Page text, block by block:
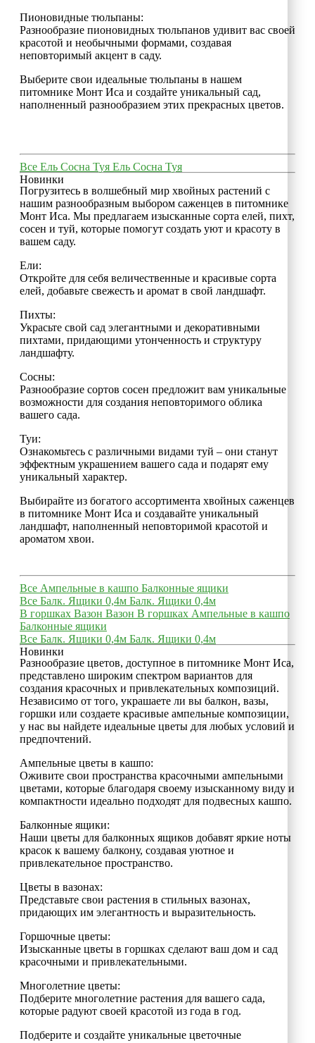
Пионовидные тюльпаны:
Разнообразие пионовидных тюльпанов удивит вас своей
красотой и необычными формами, создавая
неповторимый акцент в саду.
Выберите свои идеальные тюльпаны в нашем
питомнике Монт Иса и создайте уникальный сад,
наполненный разнообразием этих прекрасных цветов.
Все Ель Сосна Туя Ель Сосна Туя
Новинки
Погрузитесь в волшебный мир хвойных растений с
нашим разнообразным выбором саженцев в питомнике
Монт Иса. Мы предлагаем изысканные сорта елей, пихт,
сосен и туй, которые помогут создать уют и красоту в
вашем саду.
Ели:
Откройте для себя величественные и красивые сорта
елей, добавьте свежесть и аромат в свой ландшафт.
Пихты:
Украсьте свой сад элегантными и декоративными
пихтами, придающими утонченность и структуру
ландшафту.
Сосны:
Разнообразие сортов сосен предложит вам уникальные
возможности для создания неповторимого облика
вашего сада.
Туи:
Ознакомьтесь с различными видами туй – они станут
эффектным украшением вашего сада и подарят ему
уникальный характер.
Выбирайте из богатого ассортимента хвойных саженцев
в питомнике Монт Иса и создавайте уникальный
ландшафт, наполненный неповторимой красотой и
ароматом хвои.
Все Ампельные в кашпо Балконные ящики
Все Балк. Ящики 0,4м Балк. Ящики 0,4м
В горшках Вазон Вазон В горшках Ампельные в кашпо
Балконные ящики
Все Балк. Ящики 0,4м Балк. Ящики 0,4м
Новинки
Разнообразие цветов, доступное в питомнике Монт Иса,
представлено широким спектром вариантов для
создания красочных и привлекательных композиций.
Независимо от того, украшаете ли вы балкон, вазы,
горшки или создаете красивые ампельные композиции,
у нас вы найдете идеальные цветы для любых условий и
предпочтений.
Ампельные цветы в кашпо:
Оживите свои пространства красочными ампельными
цветами, которые благодаря своему изысканному виду и
компактности идеально подходят для подвесных кашпо.
Балконные ящики:
Наши цветы для балконных ящиков добавят яркие ноты
красок к вашему балкону, создавая уютное и
привлекательное пространство.
Цветы в вазонах:
Представьте свои растения в стильных вазонах,
придающих им элегантность и выразительность.
Горшочные цветы:
Изысканные цветы в горшках сделают ваш дом и сад
красочными и привлекательными.
Многолетние цветы:
Подберите многолетние растения для вашего сада,
которые радуют своей красотой из года в год.
Подберите и создайте уникальные цветочные